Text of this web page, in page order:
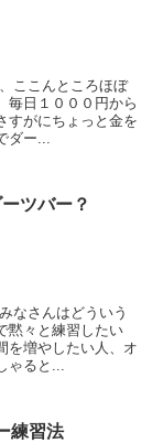
ここんところほぼ
毎日１０００円から
すがにちょっと金を
ー...
ツバー？
なさんはどういう
黙々と練習したい
を増やしたい人、オ
ゃると...
練習法